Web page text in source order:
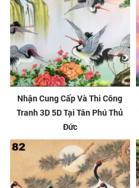
Nhận Cung Cấp Và Thi Công
Tranh 3D 5D Tại Tân Phú Thủ
Đức